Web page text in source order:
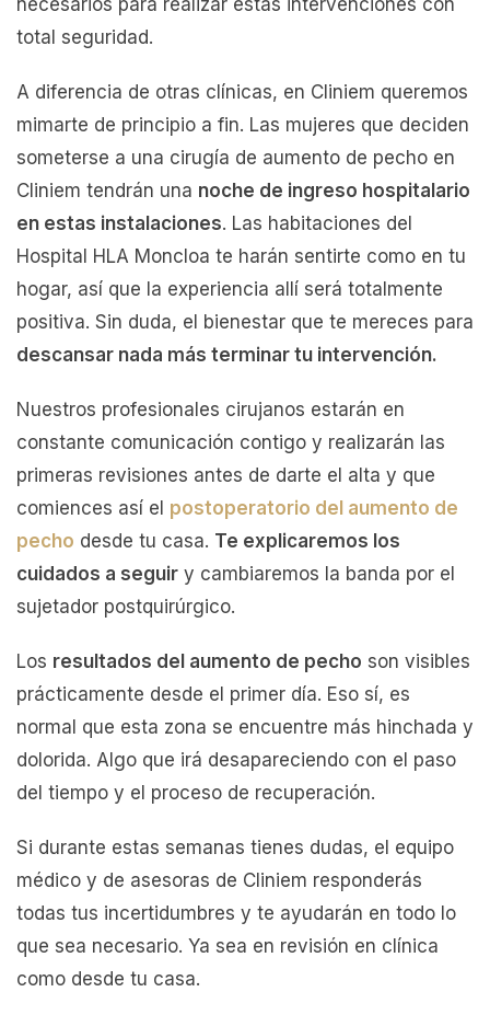
necesarios para realizar estas intervenciones con
total seguridad.
A diferencia de otras clínicas, en Cliniem queremos
mimarte de principio a fin. Las mujeres que deciden
someterse a una cirugía de aumento de pecho en
Cliniem tendrán una noche de ingreso hospitalario
en estas instalaciones. Las habitaciones del
Hospital HLA Moncloa te harán sentirte como en tu
hogar, así que la experiencia allí será totalmente
positiva. Sin duda, el bienestar que te mereces para
descansar nada más terminar tu intervención.
Nuestros profesionales cirujanos estarán en
constante comunicación contigo y realizarán las
primeras revisiones antes de darte el alta y que
comiences así el postoperatorio del aumento de
pecho desde tu casa. Te explicaremos los
cuidados a seguir y cambiaremos la banda por el
sujetador postquirúrgico.
Los resultados del aumento de pecho son visibles
prácticamente desde el primer día. Eso sí, es
normal que esta zona se encuentre más hinchada y
dolorida. Algo que irá desapareciendo con el paso
del tiempo y el proceso de recuperación.
Si durante estas semanas tienes dudas, el equipo
médico y de asesoras de Cliniem responderás
todas tus incertidumbres y te ayudarán en todo lo
que sea necesario. Ya sea en revisión en clínica
como desde tu casa.